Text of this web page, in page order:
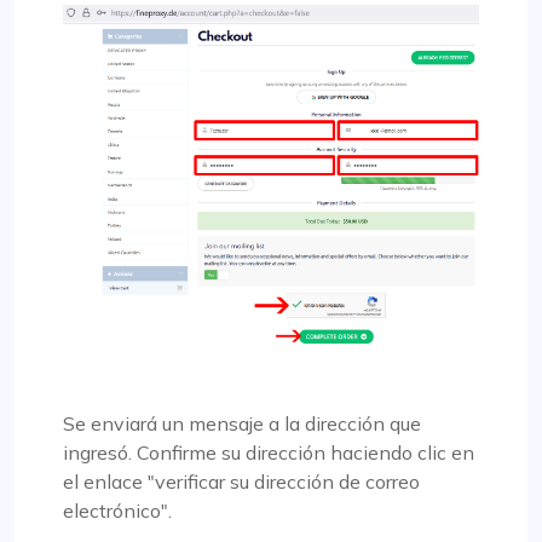
Se enviará un mensaje a la dirección que
ingresó. Confirme su dirección haciendo clic en
el enlace "verificar su dirección de correo
electrónico".